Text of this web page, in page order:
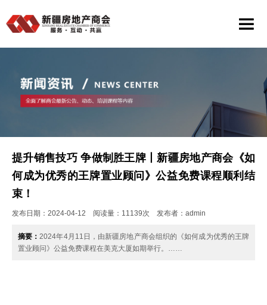
提升销售技巧 争做制胜王牌丨新疆房地产商会《如
何成为优秀的王牌置业顾问》公益免费课程顺利结
束！
发布日期：2024-04-12 阅读量：11139次 发布者：admin
摘要：2024年4月11日，由新疆房地产商会组织的《如何成为优秀的王牌
置业顾问》公益免费课程在美克大厦如期举行。……